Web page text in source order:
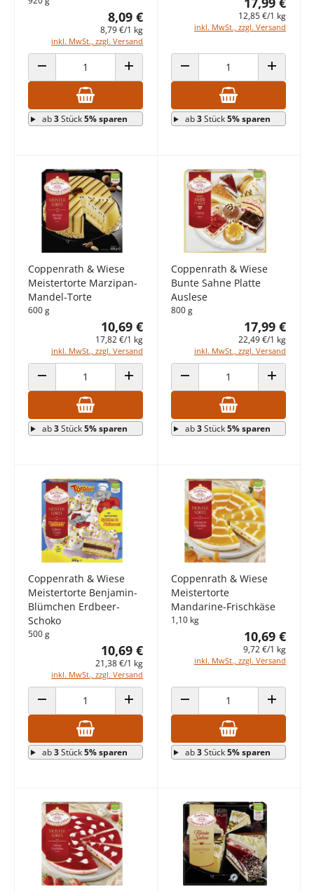
8,09 €
8,79 €/1 kg
inkl. MwSt., zzgl. Versand
ANZAHL VERRINGERN ANZAHL ERHÖHEN
ab3Stück5% sparen
12,85 €/1 kg
inkl. MwSt., zzgl. Versand
ANZAHL VERRINGERN ANZAHL
ab3Stück5% sparen
Coppenrath & Wiese
Meistertorte Marzipan-
Mandel-Torte
600 g
10,69 €
17,82 €/1 kg
inkl. MwSt., zzgl. Versand
ANZAHL VERRINGERN ANZAHL ERHÖHEN
ab3Stück5% sparen
Coppenrath & Wiese
Bunte Sahne Platte
Auslese
800 g
17,99 €
22,49 €/1 kg
inkl. MwSt., zzgl. Versand
ANZAHL VERRINGERN ANZAHL
ab3Stück5% sparen
Coppenrath & Wiese
Meistertorte Benjamin-
Blümchen Erdbeer-
Schoko
500 g
10,69 €
21,38 €/1 kg
inkl. MwSt., zzgl. Versand
ANZAHL VERRINGERN ANZAHL ERHÖHEN
ab3Stück5% sparen
Coppenrath & Wiese
Meistertorte
Mandarine-Frischkäse
1,10 kg
10,69 €
9,72 €/1 kg
inkl. MwSt., zzgl. Versand
ANZAHL VERRINGERN ANZAHL
ab3Stück5% sparen